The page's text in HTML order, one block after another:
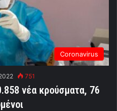
Coronavirus
751
νέα κρούσματα, 76